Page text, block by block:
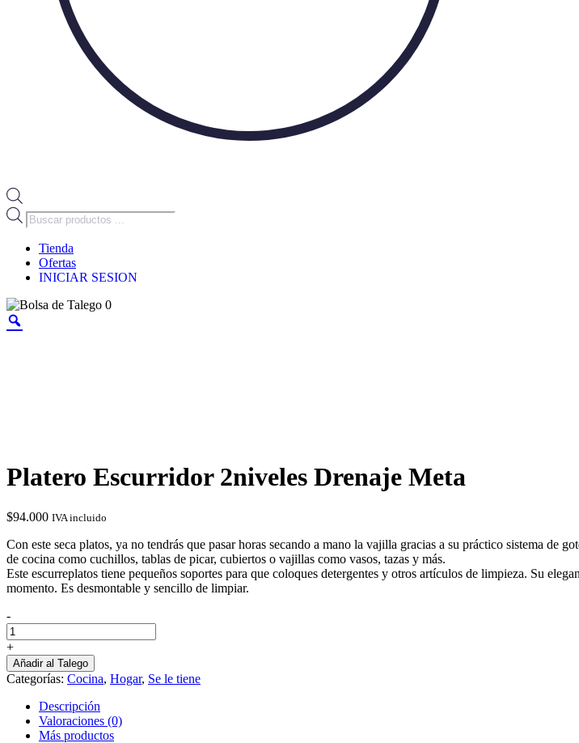
Búsqueda
de
productos
Tienda
Ofertas
INICIAR SESION
0
Platero Escurridor 2niveles Drenaje Meta
$94.000 IVA incluido
Con este seca platos, ya no tendrás que pasar horas secando a mano la vajilla gracias a su práctico sistema de
de cocina como cuchillos, tablas de picar, cubiertos o vajillas como vasos, tazas y más.
Este escurreplatos tiene pequeños soportes para que coloques detergentes y otros artículos de limpieza. Su
momento. Es desmontable y sencillo de limpiar.
-
Platero
Escurridor
2niveles
Drenaje
Meta
cantidad
+
Añadir al Talego
Categorías: Cocina, Hogar, Se le tiene
Descripción
Valoraciones (0)
Más productos